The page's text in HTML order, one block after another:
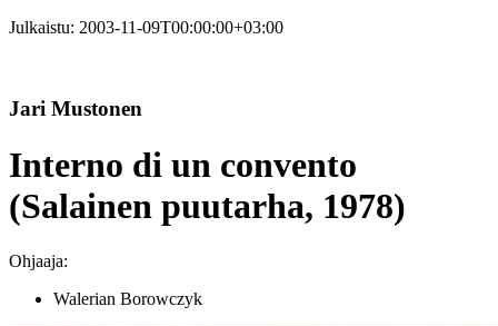
Julkaistu: 2003-11-09T00:00:00+03:00
Jari Mustonen
Interno di un convento
(Salainen puutarha, 1978)
Ohjaaja:
Walerian Borowczyk